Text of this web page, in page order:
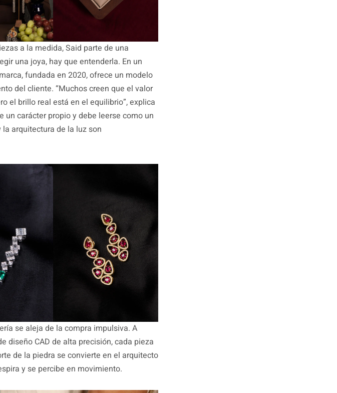
a la medida, Said parte de una
una joya, hay que entenderla. En un
fundada en 2020, ofrece un modelo
del cliente. “Muchos creen que el valor
el brillo real está en el equilibrio”, explica
un carácter propio y debe leerse como un
arquitectura de la luz son
se aleja de la compra impulsiva. A
diseño CAD de alta precisión, cada pieza
de la piedra se convierte en el arquitecto
y se percibe en movimiento.